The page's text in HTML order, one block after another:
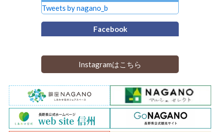
Tweets by nagano_b
Facebook
Instagramはこちら